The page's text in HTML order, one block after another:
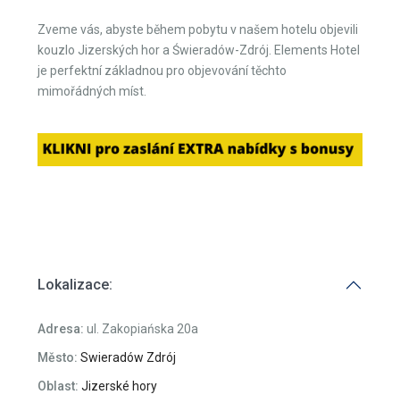
Zveme vás, abyste během pobytu v našem hotelu objevili
kouzlo Jizerských hor a Świeradów-Zdrój. Elements Hotel
je perfektní základnou pro objevování těchto
mimořádných míst.
Lokalizace:
Adresa: ul. Zakopiańska 20a
Město: Swieradów Zdrój
Oblast: Jizerské hory